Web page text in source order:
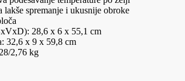
lakše spremanje i ukusnije obroke
28,6 x 6 x 55,1 cm
32,6 x 9 x 59,8 cm
2,76 kg